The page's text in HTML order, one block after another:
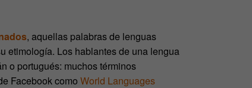
, aquellas palabras de lenguas
etimología. Los hablantes de una lengua
o portugués: muchos términos
Facebook como World Languages